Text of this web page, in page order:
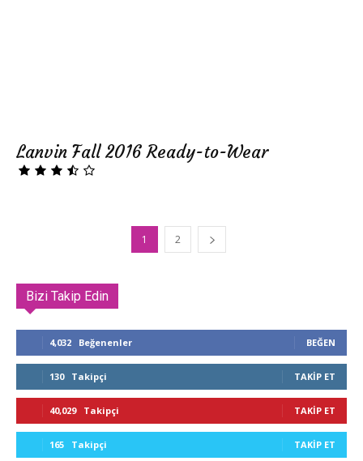
Lanvin Fall 2016 Ready-to-Wear
1 2
Bizi Takip Edin
4,032 Beğenenler BEĞEN
130 Takipçi TAKIP ET
40,029 Takipçi TAKIP ET
165 Takipçi TAKIP ET